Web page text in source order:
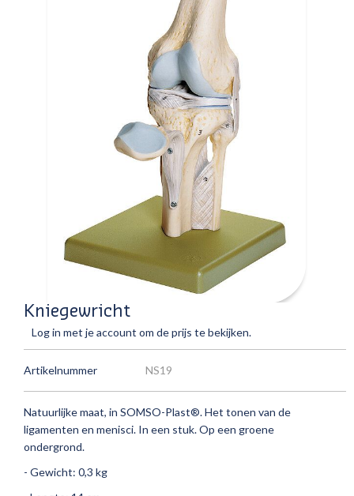
Kniegewricht
Log in met je account om de prijs te bekijken.
Artikelnummer NS19
Natuurlijke maat, in SOMSO-Plast®.Het tonen van de
ligamenten en menisci. In een stuk.Op een groene
ondergrond.
- Gewicht: 0,3 kg